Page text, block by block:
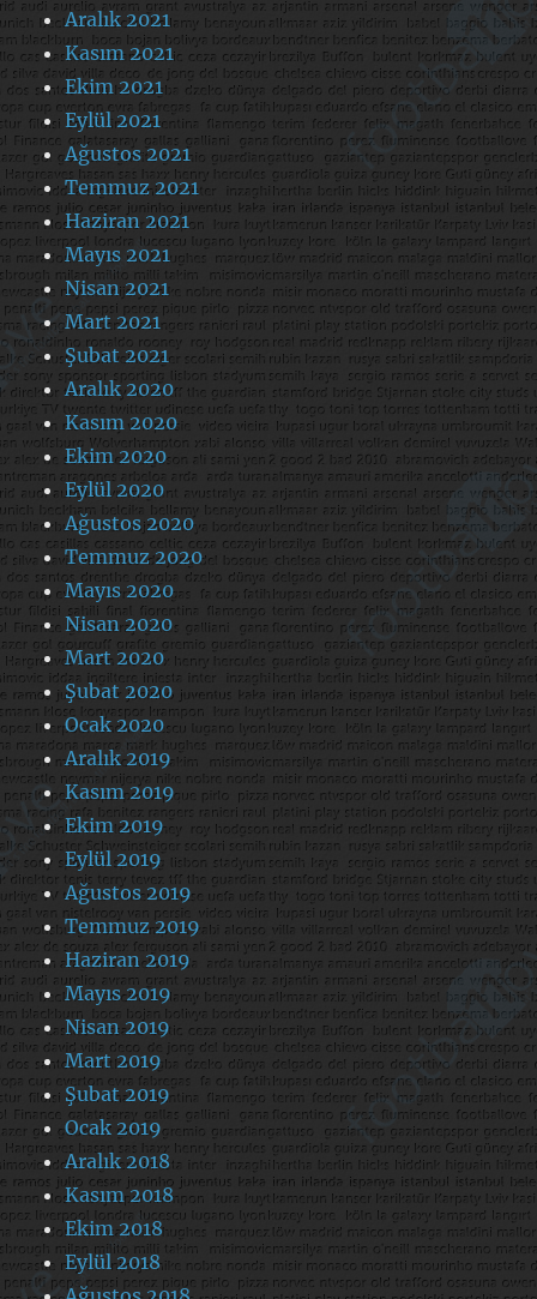
Aralık 2021
Kasım 2021
Ekim 2021
Eylül 2021
Ağustos 2021
Temmuz 2021
Haziran 2021
Mayıs 2021
Nisan 2021
Mart 2021
Şubat 2021
Aralık 2020
Kasım 2020
Ekim 2020
Eylül 2020
Ağustos 2020
Temmuz 2020
Mayıs 2020
Nisan 2020
Mart 2020
Şubat 2020
Ocak 2020
Aralık 2019
Kasım 2019
Ekim 2019
Eylül 2019
Ağustos 2019
Temmuz 2019
Haziran 2019
Mayıs 2019
Nisan 2019
Mart 2019
Şubat 2019
Ocak 2019
Aralık 2018
Kasım 2018
Ekim 2018
Eylül 2018